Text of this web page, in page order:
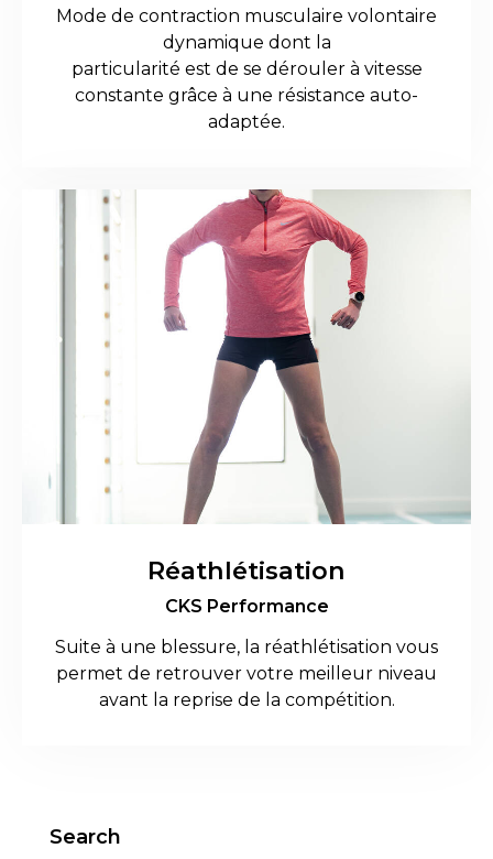
Mode de contraction musculaire volontaire
dynamique dont la
particularité est de se dérouler à vitesse
constante grâce à une résistance auto-
adaptée.
Réathlétisation
CKS Performance
Suite à une blessure, la réathlétisation vous
permet de retrouver votre meilleur niveau
avant la reprise de la compétition.
Search